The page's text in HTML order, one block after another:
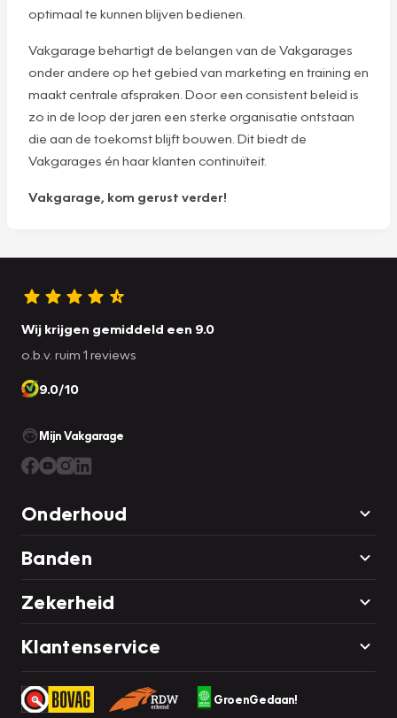
optimaal te kunnen blijven bedienen.
Vakgarage behartigt de belangen van de Vakgarages
onder andere op het gebied van marketing en training en
maakt centrale afspraken. Door een consistent beleid is
zo in de loop der jaren een sterke organisatie ontstaan
die aan de toekomst blijft bouwen. Dit biedt de
Vakgarages én haar klanten continuïteit.
Vakgarage, kom gerust verder!
Wij krijgen gemiddeld een 9.0
o.b.v. ruim 1 reviews
9.0/10
Mijn Vakgarage
Onderhoud
Banden
Zekerheid
Klantenservice
GroenGedaan!